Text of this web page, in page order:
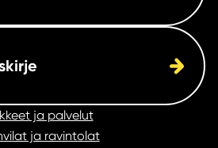
ja palvelut
ja ravintolat